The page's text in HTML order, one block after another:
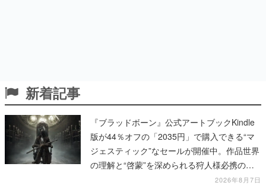
新着記事
『ブラッドボーン』公式アートブックKindle
版が44％オフの「2035円」で購入できる“マ
ジェスティック”なセールが開催中。作品世界
の理解と“啓蒙”を深められる狩人様必携の一
2026年8月7日